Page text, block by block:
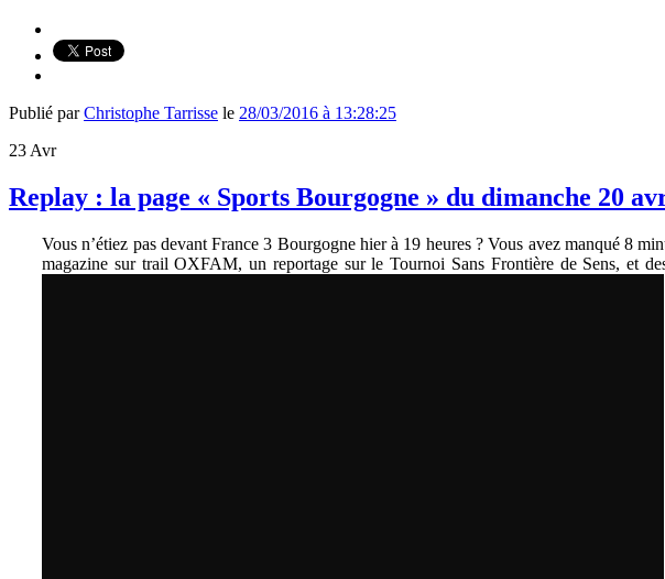
Publié parChristophe Tarrisse le 28/03/2016 à 13:28:25
23 Avr
Replay : la page « Sports Bourgogne » du dimanche 20
Vous n’étiez pas devant France 3 Bourgogne hier à 19 heures ? Vous avez manqué 8
magazine sur trail OXFAM, un reportage sur le Tournoi Sans Frontière de Sens, et